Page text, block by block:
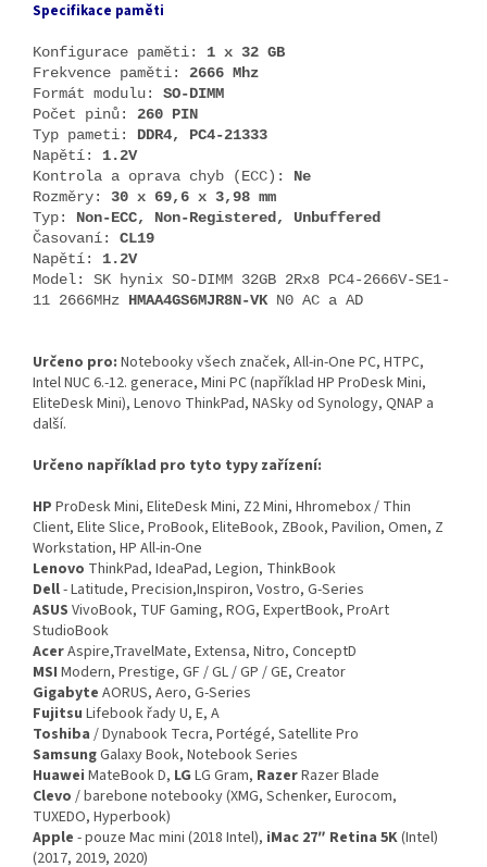
Specifikace paměti
Konfigurace paměti: 1 x 32 GB
Frekvence paměti: 2666 Mhz
Formát modulu: SO-DIMM
Počet pinů: 260 PIN
Typ pameti: DDR4, PC4-21333
Napětí: 1.2V
Kontrola a oprava chyb (ECC): Ne
Rozměry: 30 x 69,6 x 3,98 mm
Typ: Non-ECC, Non-Registered, Unbuffered
Časovaní: CL19
Napětí: 1.2V
Model: SK hynix SO-DIMM 32GB 2Rx8 PC4-2666V-SE1-
11 2666MHz HMAA4GS6MJR8N-VK N0 AC a AD
Určeno pro: Notebooky všech značek, All-in-One PC, HTPC,
Intel NUC 6.-12. generace, Mini PC (například HP ProDesk Mini,
EliteDesk Mini), Lenovo ThinkPad, NASky od Synology, QNAP a
další.
Určeno například pro tyto typy zařízení:
HP ProDesk Mini, EliteDesk Mini, Z2 Mini, Hhromebox / Thin
Client, Elite Slice, ProBook, EliteBook, ZBook, Pavilion, Omen, Z
Workstation, HP All-in-One
Lenovo ThinkPad, IdeaPad, Legion, ThinkBook
Dell- Latitude, Precision,Inspiron, Vostro, G-Series
ASUS VivoBook, TUF Gaming, ROG, ExpertBook, ProArt
StudioBook
AcerAspire,TravelMate, Extensa, Nitro, ConceptD
MSI Modern, Prestige, GF / GL / GP / GE, Creator
Gigabyte AORUS, Aero, G-Series
Fujitsu Lifebook řady U, E, A
Toshiba / Dynabook Tecra, Portégé, Satellite Pro
SamsungGalaxy Book, Notebook Series
Huawei MateBook D, LG LG Gram, RazerRazer Blade
Clevo / barebone notebooky (XMG, Schenker, Eurocom,
TUXEDO, Hyperbook)
Apple - pouze Mac mini (2018 Intel), iMac 27″ Retina 5K(Intel)
(2017, 2019, 2020)